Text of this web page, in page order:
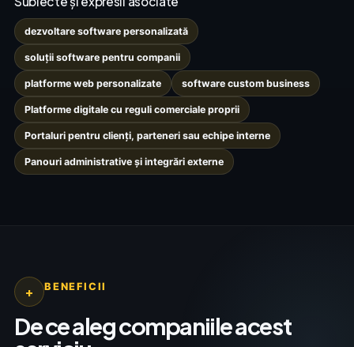
dezvoltare software personalizată
soluții software pentru companii
platforme web personalizate software custom business
Platforme digitale cu reguli comerciale proprii
Portaluri pentru clienți, parteneri sau echipe interne
Panouri administrative și integrări externe
+ BENEFICII
De ce aleg companiile acest